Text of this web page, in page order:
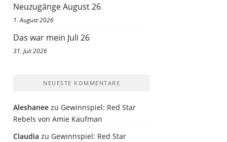
Neuzugänge August 26
1. August 2026
Das war mein Juli 26
31. Juli 2026
NEUESTE KOMMENTARE
Aleshanee zu Gewinnspiel: Red Star
Rebels von Amie Kaufman
Claudia zu Gewinnspiel: Red Star